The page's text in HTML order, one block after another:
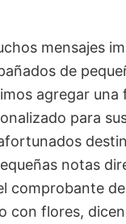
mensajes
de
agregar una
para
notas
comprobante
con flores,